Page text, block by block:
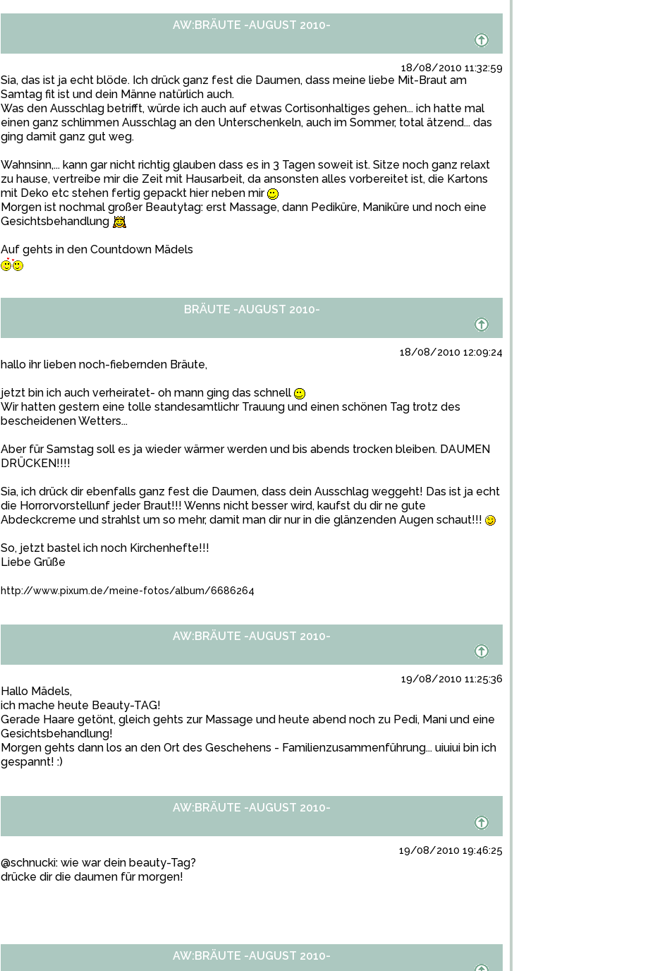
AW:BRÄUTE -AUGUST 2010-
18/08/2010 11:32:59
Sia, das ist ja echt blöde. Ich drück ganz fest die Daumen, dass meine liebe Mit-Braut am
Samtag fit ist und dein Männe natürlich auch.
Was den Ausschlag betrifft, würde ich auch auf etwas Cortisonhaltiges gehen... ich hatte mal
einen ganz schlimmen Ausschlag an den Unterschenkeln, auch im Sommer, total ätzend... das
ging damit ganz gut weg.
Wahnsinn,... kann gar nicht richtig glauben dass es in 3 Tagen soweit ist. Sitze noch ganz relaxt
zu hause, vertreibe mir die Zeit mit Hausarbeit, da ansonsten alles vorbereitet ist, die Kartons
mit Deko etc stehen fertig gepackt hier neben mir
Morgen ist nochmal großer Beautytag: erst Massage, dann Pediküre, Maniküre und noch eine
Gesichtsbehandlung
Auf gehts in den Countdown Mädels
BRÄUTE -AUGUST 2010-
18/08/2010 12:09:24
hallo ihr lieben noch-fiebernden Bräute,
jetzt bin ich auch verheiratet- oh mann ging das schnell
Wir hatten gestern eine tolle standesamtlichr Trauung und einen schönen Tag trotz des
bescheidenen Wetters...
Aber für Samstag soll es ja wieder wärmer werden und bis abends trocken bleiben. DAUMEN
DRÜCKEN!!!!
Sia, ich drück dir ebenfalls ganz fest die Daumen, dass dein Ausschlag weggeht! Das ist ja echt
die Horrorvorstellunf jeder Braut!!! Wenns nicht besser wird, kaufst du dir ne gute
Abdeckcreme und strahlst um so mehr, damit man dir nur in die glänzenden Augen schaut!!!
So, jetzt bastel ich noch Kirchenhefte!!!
Liebe Grüße
http://www.pixum.de/meine-fotos/album/6686264
AW:BRÄUTE -AUGUST 2010-
19/08/2010 11:25:36
Hallo Mädels,
ich mache heute Beauty-TAG!
Gerade Haare getönt, gleich gehts zur Massage und heute abend noch zu Pedi, Mani und eine
Gesichtsbehandlung!
Morgen gehts dann los an den Ort des Geschehens - Familienzusammenführung... uiuiui bin ich
gespannt! :)
AW:BRÄUTE -AUGUST 2010-
19/08/2010 19:46:25
@schnucki: wie war dein beauty-Tag?
drücke dir die daumen für morgen!
AW:BRÄUTE -AUGUST 2010-